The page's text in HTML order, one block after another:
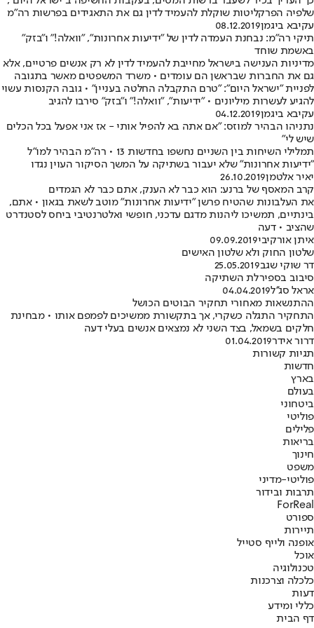
שלפיה הפרקליטות שוקלת להעמיד לדין גם את התאגידים בפרשות רה"מ
עקיבא ביגמן08.12.2019
תיקי רה"מ: נבחנת העמדה לדין של "ידיעות אחרונות", "וואלה!" ו"בזק"
באשמת שוחד
מדיניות הענישה בישראל מחייבת להעמיד לדין לא רק אנשים פרטיים, אלא
גם את החברות שבראשן הם עומדים • משרד המשפטים מאשר בתגובה
לפניית "ישראל היום": "טרם התקבלה החלטה בעניין" • גובה הקנסות עשוי
להגיע לעשרות מיליונים • "ידיעות", "וואלה!" ו"בזק" סירבו להגיב
עקיבא ביגמן04.12.2019
נתניהו הבהיר למוזס: "אם אתה בא להפיל אותי - אז אני אפעל בכל הכלים
שיש לי"
תמלילי השיחות בין השניים נחשפו בחדשות 13 • רה"מ הבהיר למו"ל
"ידיעות אחרונות" שלא יעבור בשתיקה על המשך הסיקור העוין נגדו
יאיר אלטמן26.10.2019
קרב המאסף של ברנע: הוא כבר לא הענק, אתם כבר לא הגמדים
את העלבונות שהטיח פרשן "ידיעות אחרונות" מוטב לשאת בגאון • אתם,
בינתיים, תמשיכו ליהנות מדגם עדכני, חופשי ואלטרנטיבי ביחס לסטנדרט
שהציב • דעה
איתן אורקיבי09.09.2019
שלטון החוק ולא שלטון האישים
דר שוקי שגב25.05.2019
סיבוב בספירלת השתיקה
אראל סג''ל04.04.2019
ההתנשאות מאחורי תחקיר הבוטים הכושל
התחקיר התגלה כשקרי, אך בתקשורת ממשיכים לפמפם אותו • מבחינת
חלקים בשמאל, בצד השני לא נמצאים אנשים בעלי דעה
דרור אידר01.04.2019
תגיות קשורות
חדשות
בארץ
בעולם
ביטחוני
פוליטי
פלילים
בריאות
חינוך
משפט
פוליטי-מדיני
תרבות ובידור
ForReal
ספורט
תיירות
אופנה ולייף סטייל
אוכל
טכנולוגיה
כלכלה וצרכנות
דעות
כללי ומידע
דף הבית